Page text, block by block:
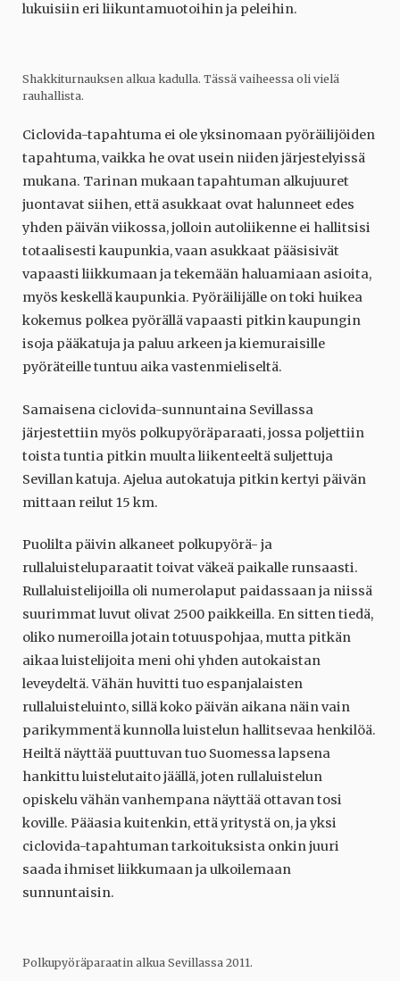
lukuisiin eri liikuntamuotoihin ja peleihin.
Shakkiturnauksen alkua kadulla. Tässä vaiheessa oli vielä
rauhallista.
Ciclovida-tapahtuma ei ole yksinomaan pyöräilijöiden
tapahtuma, vaikka he ovat usein niiden järjestelyissä
mukana. Tarinan mukaan tapahtuman alkujuuret
juontavat siihen, että asukkaat ovat halunneet edes
yhden päivän viikossa, jolloin autoliikenne ei hallitsisi
totaalisesti kaupunkia, vaan asukkaat pääsisivät
vapaasti liikkumaan ja tekemään haluamiaan asioita,
myös keskellä kaupunkia. Pyöräilijälle on toki huikea
kokemus polkea pyörällä vapaasti pitkin kaupungin
isoja pääkatuja ja paluu arkeen ja kiemuraisille
pyöräteille tuntuu aika vastenmieliseltä.
Samaisena ciclovida-sunnuntaina Sevillassa
järjestettiin myös polkupyöräparaati, jossa poljettiin
toista tuntia pitkin muulta liikenteeltä suljettuja
Sevillan katuja. Ajelua autokatuja pitkin kertyi päivän
mittaan reilut 15 km.
Puolilta päivin alkaneet polkupyörä- ja
rullaluisteluparaatit toivat väkeä paikalle runsaasti.
Rullaluistelijoilla oli numerolaput paidassaan ja niissä
suurimmat luvut olivat 2500 paikkeilla. En sitten tiedä,
oliko numeroilla jotain totuuspohjaa, mutta pitkän
aikaa luistelijoita meni ohi yhden autokaistan
leveydeltä. Vähän huvitti tuo espanjalaisten
rullaluisteluinto, sillä koko päivän aikana näin vain
parikymmentä kunnolla luistelun hallitsevaa henkilöä.
Heiltä näyttää puuttuvan tuo Suomessa lapsena
hankittu luistelutaito jäällä, joten rullaluistelun
opiskelu vähän vanhempana näyttää ottavan tosi
koville. Pääasia kuitenkin, että yritystä on, ja yksi
ciclovida-tapahtuman tarkoituksista onkin juuri
saada ihmiset liikkumaan ja ulkoilemaan
sunnuntaisin.
Polkupyöräparaatin alkua Sevillassa 2011.